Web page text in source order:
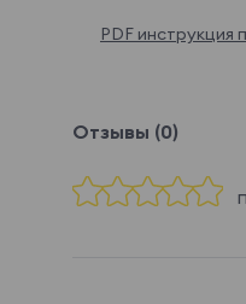
PDF инструкция
Отзывы (0)